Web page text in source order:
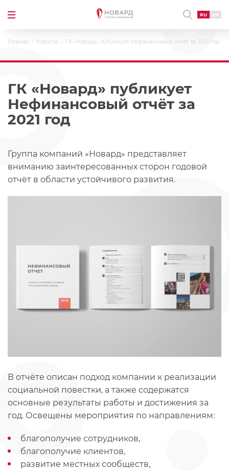
RU EN
Главная Новости ГК «Новард» публикует Нефинансовый отчёт за 2021 год
ГК «Новард» публикует
Нефинансовый отчёт за
2021 год
Группа компаний «Новард» представляет
вниманию заинтересованных сторон годовой
отчёт в области устойчивого развития.
В отчёте описан подход компании к реализации
социальной повестки, а также содержатся
основные результаты работы и достижения за
год. Освещены мероприятия по направлениям:
благополучие сотрудников,
благополучие клиентов,
развитие местных сообществ,